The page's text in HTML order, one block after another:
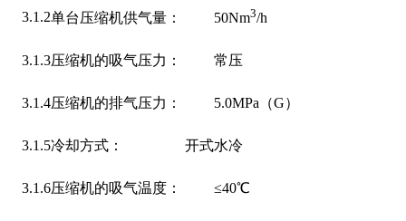
3.1.2单台压缩机供气量： 50Nm3/h
3.1.3压缩机的吸气压力： 常压
3.1.4压缩机的排气压力： 5.0MPa（G）
3.1.5冷却方式： 开式水冷
3.1.6压缩机的吸气温度： ≤40℃